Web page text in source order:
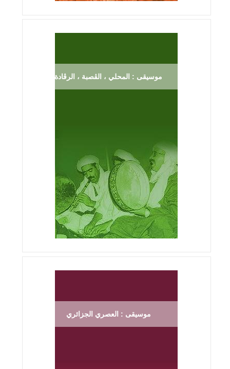
موسيقى : المحلي ، الڨصبة ، الرڨادة
موسيقى : العصري الجزائري